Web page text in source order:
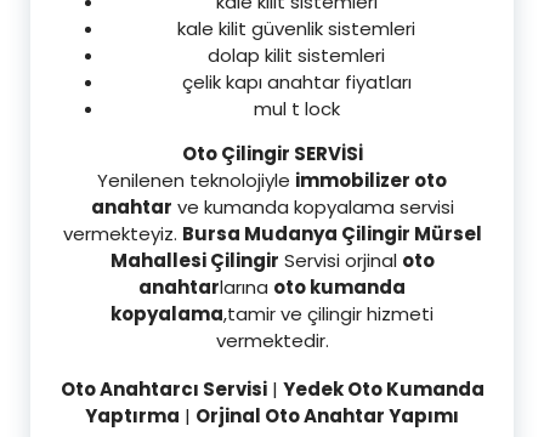
kale kilit güvenlik sistemleri
dolap kilit sistemleri
çelik kapı anahtar fiyatları
mul t lock
Oto Çilingir SERVİSİ
Yenilenen teknolojiyle immobilizer oto
anahtar ve kumanda kopyalama servisi
vermekteyiz. Bursa Mudanya Çilingir Mürsel
Mahallesi Çilingir Servisi orjinal oto
anahtarlarına oto kumanda
kopyalama,tamir ve çilingir hizmeti
vermektedir.
Oto Anahtarcı Servisi| Yedek Oto Kumanda
Yaptırma | Orjinal Oto Anahtar Yapımı